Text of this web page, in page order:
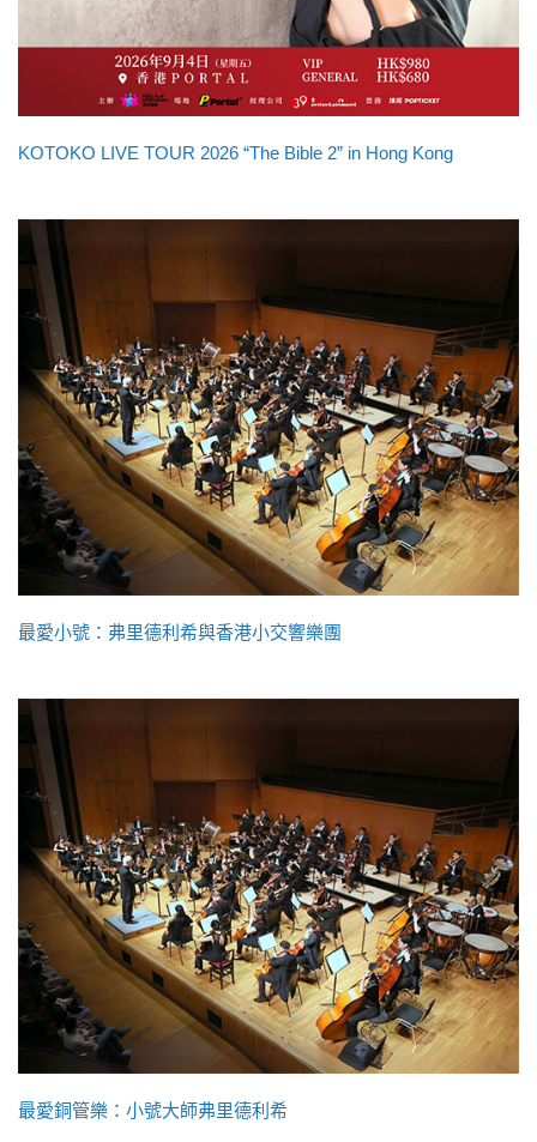
KOTOKO LIVE TOUR 2026 “The Bible 2” in Hong Kong
最愛小號：弗里德利希與香港小交響樂團
最愛銅管樂：小號大師弗里德利希